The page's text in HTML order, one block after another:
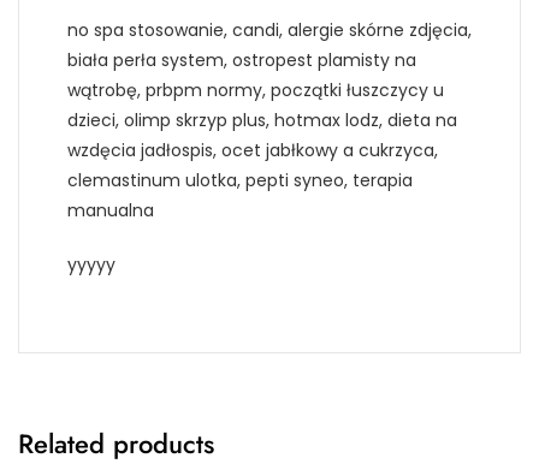
no spa stosowanie, candi, alergie skórne zdjęcia,
biała perła system, ostropest plamisty na
wątrobę, prbpm normy, początki łuszczycy u
dzieci, olimp skrzyp plus, hotmax lodz, dieta na
wzdęcia jadłospis, ocet jabłkowy a cukrzyca,
clemastinum ulotka, pepti syneo, terapia
manualna
yyyyy
Related products